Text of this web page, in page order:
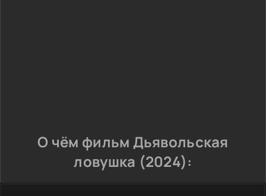
О чём фильм Дьявольская
ловушка (2024):